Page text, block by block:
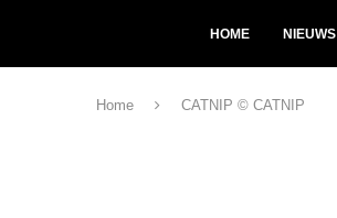
HOME NIEUWS
Home CATNIP © CATNIP